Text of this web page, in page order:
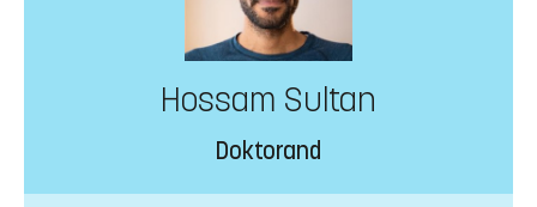
Hossam Sultan
Doktorand